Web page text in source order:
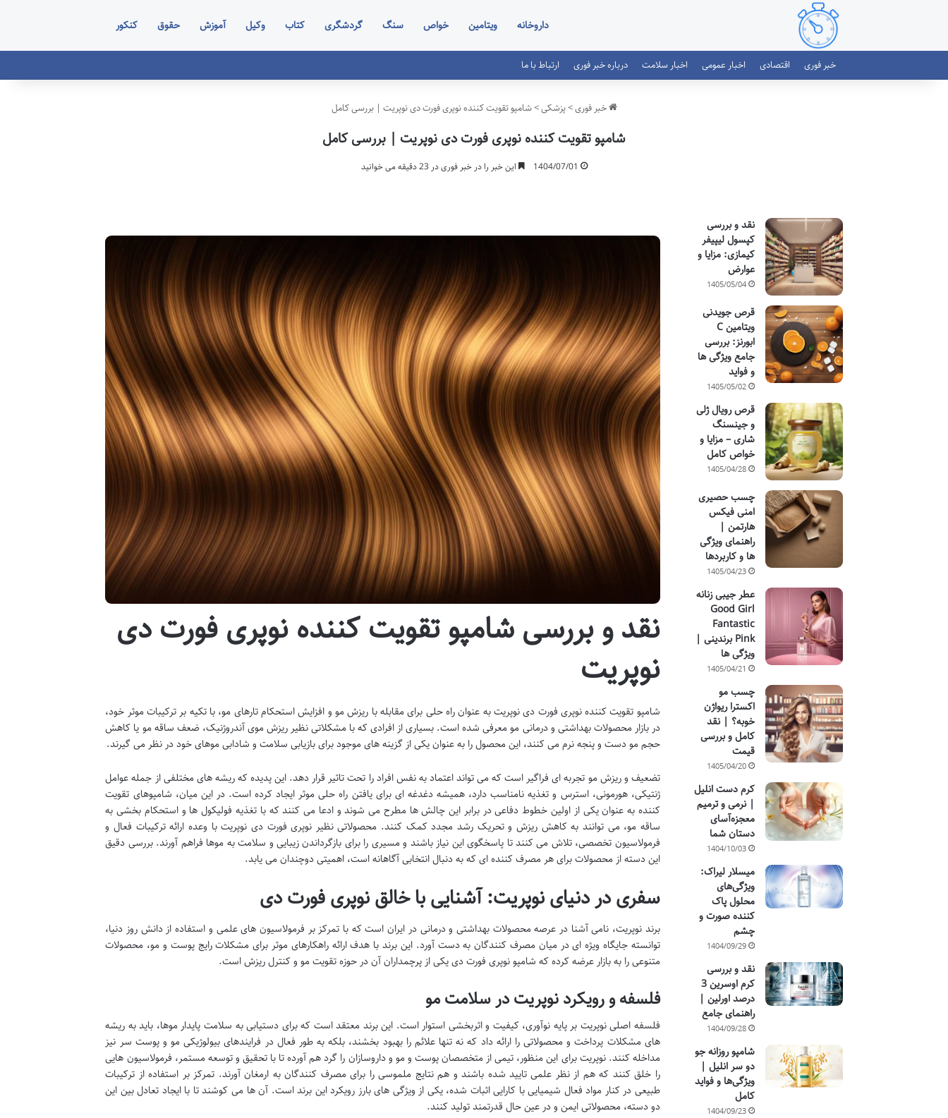
داروخانه ویتامین خواص سنگ گردشگری کتاب وکیل آموزش حقوق کنکور
خبر فوری اقتصادی اخبار عمومی اخبار سلامت درباره خبر فوری ارتباط با ما
خبر فوری>پزشکی>شامپو تقویت کننده نوپری فورت دی نوپریت | بررسی کامل
شامپو تقویت کننده نوپری فورت دی نوپریت | بررسی کامل
1404/07/01 این خبر را در خبر فوری در 23 دقیقه می خوانید
نقد و بررسی شامپو تقویت کننده نوپری فورت دی
نوپریت
شامپو تقویت کننده نوپری فورت دی نوپریت به عنوان راه حلی برای مقابله با ریزش مو و افزایش استحکام تارهای مو، با تکیه بر ترکیبات موثر خود،
در بازار محصولات بهداشتی و درمانی مو معرفی شده است. بسیاری از افرادی که با مشکلاتی نظیر ریزش موی آندروژنیک، ضعف ساقه مو یا کاهش
حجم مو دست و پنجه نرم می کنند، این محصول را به عنوان یکی از گزینه های موجود برای بازیابی سلامت و شادابی موهای خود در نظر می گیرند.
تضعیف و ریزش مو تجربه ای فراگیر است که می تواند اعتماد به نفس افراد را تحت تاثیر قرار دهد. این پدیده که ریشه های مختلفی از جمله عوامل
ژنتیکی، هورمونی، استرس و تغذیه نامناسب دارد، همیشه دغدغه ای برای یافتن راه حلی موثر ایجاد کرده است. در این میان، شامپوهای تقویت
کننده به عنوان یکی از اولین خطوط دفاعی در برابر این چالش ها مطرح می شوند و ادعا می کنند که با تغذیه فولیکول ها و استحکام بخشی به
ساقه مو، می توانند به کاهش ریزش و تحریک رشد مجدد کمک کنند. محصولاتی نظیر نوپری فورت دی نوپریت با وعده ارائه ترکیبات فعال و
فرمولاسیون تخصصی، تلاش می کنند تا پاسخگوی این نیاز باشند و مسیری را برای بازگرداندن زیبایی و سلامت به موها فراهم آورند. بررسی دقیق
این دسته از محصولات برای هر مصرف کننده ای که به دنبال انتخابی آگاهانه است، اهمیتی دوچندان می یابد.
سفری در دنیای نوپریت: آشنایی با خالق نوپری فورت دی
برند نوپریت، نامی آشنا در عرصه محصولات بهداشتی و درمانی در ایران است که با تمرکز بر فرمولاسیون های علمی و استفاده از دانش روز دنیا،
توانسته جایگاه ویژه ای در میان مصرف کنندگان به دست آورد. این برند با هدف ارائه راهکارهای موثر برای مشکلات رایج پوست و مو، محصولات
متنوعی را به بازار عرضه کرده که شامپو نوپری فورت دی یکی از پرچمداران آن در حوزه تقویت مو و کنترل ریزش است.
فلسفه و رویکرد نوپریت در سلامت مو
فلسفه اصلی نوپریت بر پایه نوآوری، کیفیت و اثربخشی استوار است. این برند معتقد است که برای دستیابی به سلامت پایدار موها، باید به ریشه
های مشکلات پرداخت و محصولاتی را ارائه داد که نه تنها علائم را بهبود بخشند، بلکه به طور فعال در فرایندهای بیولوژیکی مو و پوست سر نیز
مداخله کنند. نوپریت برای این منظور، تیمی از متخصصان پوست و مو و داروسازان را گرد هم آورده تا با تحقیق و توسعه مستمر، فرمولاسیون هایی
را خلق کنند که هم از نظر علمی تایید شده باشند و هم نتایج ملموسی را برای مصرف کنندگان به ارمغان آورند. تمرکز بر استفاده از ترکیبات
طبیعی در کنار مواد فعال شیمیایی با کارایی اثبات شده، یکی از ویژگی های بارز رویکرد این برند است. آن ها می کوشند تا با ایجاد تعادل بین این
دو دسته، محصولاتی ایمن و در عین حال قدرتمند تولید کنند.
نقد و بررسی
کپسول لیپیفر
کیمازی: مزایا و
عوارض
1405/05/04
قرص جویدنی
ویتامین C
ابورنز: بررسی
جامع ویژگی ها
و فواید
1405/05/02
قرص رویال ژلی
و جینسنگ
شاری – مزایا و
خواص کامل
1405/04/28
چسب حصیری
امنی فیکس
هارتمن |
راهنمای ویژگی
ها و کاربردها
1405/04/23
عطر جیبی زنانه
Good Girl
Fantastic
Pink برندینی |
ویژگی ها
1405/04/21
چسب مو
اکسترا ریواژن
خوبه؟ | نقد
کامل و بررسی
قیمت
1405/04/20
کرم دست انلیل
| نرمی و ترمیم
معجزه‌آسای
دستان شما
1404/10/03
میسلار لیراک:
ویژگی‌های
محلول پاک
کننده صورت و
چشم
1404/09/29
نقد و بررسی
کرم اوسرین 3
درصد اورلین |
راهنمای جامع
1404/09/28
شامپو روزانه جو
دو سر انلیل |
ویژگی‌ها و فواید
کامل
1404/09/23